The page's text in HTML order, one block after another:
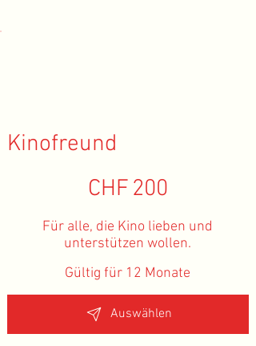
Kinofreund
CHF 200
Für alle, die Kino lieben und
unterstützen wollen.
Gültig für 12 Monate
Auswählen